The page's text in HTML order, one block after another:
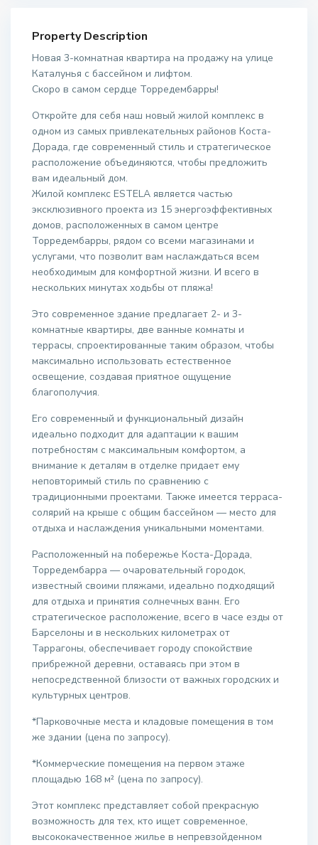
Property Description
Новая 3-комнатная квартира на продажу на улице
Каталунья с бассейном и лифтом.
Скоро в самом сердце Торредембарры!
Откройте для себя наш новый жилой комплекс в
одном из самых привлекательных районов Коста-
Дорада, где современный стиль и стратегическое
расположение объединяются, чтобы предложить
вам идеальный дом.
Жилой комплекс ESTELA является частью
эксклюзивного проекта из 15 энергоэффективных
домов, расположенных в самом центре
Торредембарры, рядом со всеми магазинами и
услугами, что позволит вам наслаждаться всем
необходимым для комфортной жизни. И всего в
нескольких минутах ходьбы от пляжа!
Это современное здание предлагает 2- и 3-
комнатные квартиры, две ванные комнаты и
террасы, спроектированные таким образом, чтобы
максимально использовать естественное
освещение, создавая приятное ощущение
благополучия.
Его современный и функциональный дизайн
идеально подходит для адаптации к вашим
потребностям с максимальным комфортом, а
внимание к деталям в отделке придает ему
неповторимый стиль по сравнению с
традиционными проектами. Также имеется терраса-
солярий на крыше с общим бассейном — место для
отдыха и наслаждения уникальными моментами.
Расположенный на побережье Коста-Дорада,
Торредембарра — очаровательный городок,
известный своими пляжами, идеально подходящий
для отдыха и принятия солнечных ванн. Его
стратегическое расположение, всего в часе езды от
Барселоны и в нескольких километрах от
Таррагоны, обеспечивает городу спокойствие
прибрежной деревни, оставаясь при этом в
непосредственной близости от важных городских и
культурных центров.
*Парковочные места и кладовые помещения в том
же здании (цена по запросу).
*Коммерческие помещения на первом этаже
площадью 168 м² (цена по запросу).
Этот комплекс представляет собой прекрасную
возможность для тех, кто ищет современное,
высококачественное жилье в непревзойденном